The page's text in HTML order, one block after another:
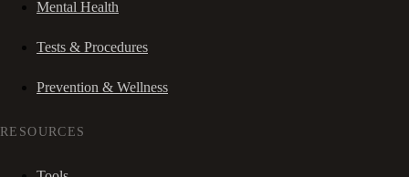
Mental Health
Tests & Procedures
Prevention & Wellness
RESOURCES